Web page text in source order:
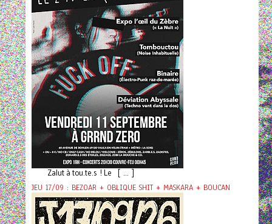
Zalut à tou.te.s ! Le [ ... ]
JEU 17/09 : BEZOAR + OBLIQUE SHIT + MASKARA + BOUCAN